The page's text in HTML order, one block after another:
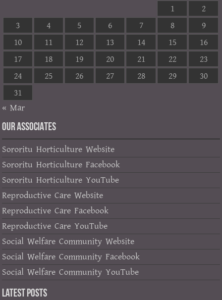
1
2
3
4 5 6 7 8
9
10
11 12 13 14 15
16
17
18 19 20 21 22
23
24
25 26 27 28 29
30
31
« Mar
OUR ASSOCIATES
Sororitu Horticulture Website
Sororitu Horticulture Facebook
Sororitu Horticulture YouTube
Reproductive Care Website
Reproductive Care Facebook
Reproductive Care YouTube
Social Welfare Community Website
Social Welfare Community Facebook
Social Welfare Community YouTube
Latest Posts